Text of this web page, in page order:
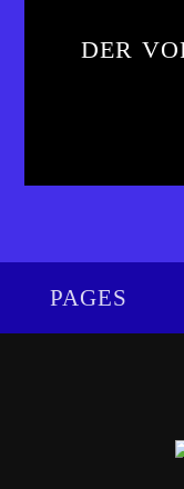
DER
PAGES